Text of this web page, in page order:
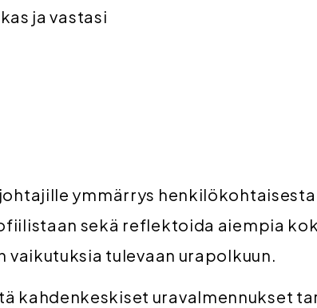
ja vastasi
ymmärrys henkilökohtaisesta
sekä reflektoida aiempia
vaikutuksia tulevaan urapolkuun.
kahdenkeskiset uravalmennukset